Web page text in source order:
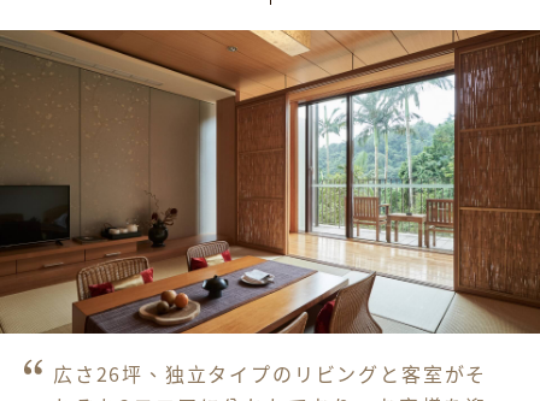
広さ26坪、独立タイプのリビングと客室がそ